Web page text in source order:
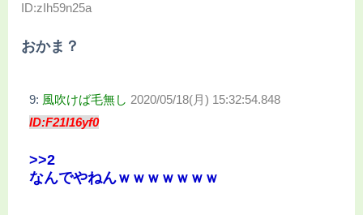
ID:zIh59n25a
おかま？
9: 風吹けば毛無し 2020/05/18(月) 15:32:54.848
ID:F21l16yf0
>>2
なんでやねんｗｗｗｗｗｗｗ